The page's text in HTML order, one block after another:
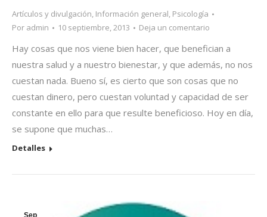
Artículos y divulgación, Información general, Psicología
Por admin 10 septiembre, 2013 Deja un comentario
Hay cosas que nos viene bien hacer, que benefician a
nuestra salud y a nuestro bienestar, y que además, no nos
cuestan nada. Bueno sí, es cierto que son cosas que no
cuestan dinero, pero cuestan voluntad y capacidad de ser
constante en ello para que resulte beneficioso. Hoy en día,
se supone que muchas…
Detalles
Sep